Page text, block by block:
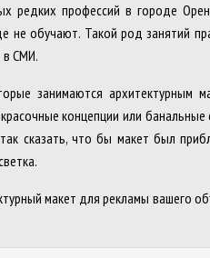
профессий в городе
не обучают. Такой род занятий
в СМИ.
занимаются архитектурным
концепции или
сказать, что бы макет был
макет для рекламы вашего